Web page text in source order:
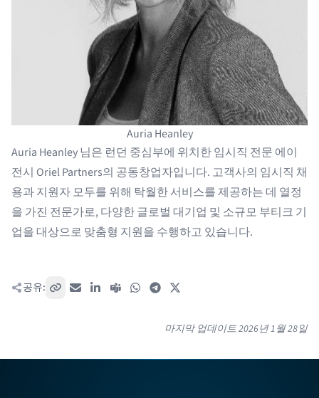
Auria Heanley
Auria Heanley님은 런던 중심부에 위치한임시직 전문 에이
전시 Oriel Partners의 공동창업자입니다. 고객사의 임시직 채
용과 지원자 모두를 위해 탁월한 서비스를 제공하는 데 열정
을 가진 전문가로, 다양한 글로벌 대기업 및 소규모 부티크 기
업을 대상으로 맞춤형 지원을 수행하고 있습니다.
공유: 링크 복사이메일LinkedIn
Teams WhatsAppTelegram
마지막 업데이트2026년 1월 28일